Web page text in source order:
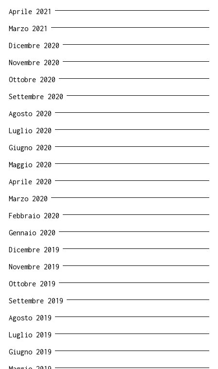
Aprile 2021
Marzo 2021
Dicembre 2020
Novembre 2020
Ottobre 2020
Settembre 2020
Agosto 2020
Luglio 2020
Giugno 2020
Maggio 2020
Aprile 2020
Marzo 2020
Febbraio 2020
Gennaio 2020
Dicembre 2019
Novembre 2019
Ottobre 2019
Settembre 2019
Agosto 2019
Luglio 2019
Giugno 2019